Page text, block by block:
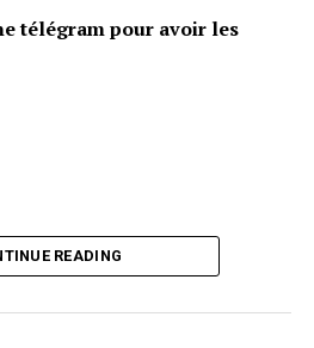
télégram pour avoir les
READING